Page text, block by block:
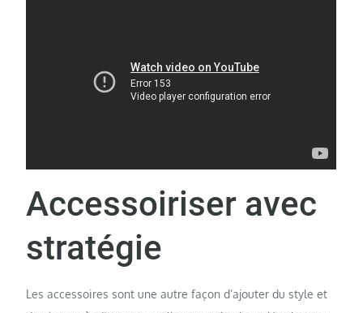
Accessoiriser avec
stratégie
Les accessoires sont une autre façon d’ajouter du style et